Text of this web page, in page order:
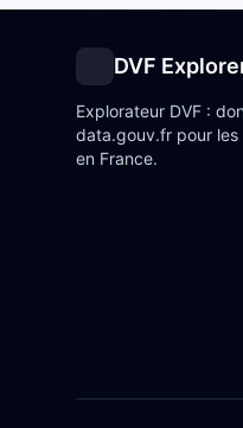
DVF
Explorateur DVF :
data.gouv.fr pour les
en France.